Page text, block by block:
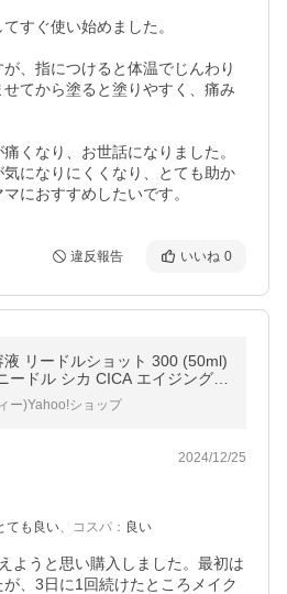
すぐ使い始めました。
、指につけると体温でじんわり
てから塗ると塗りやすく、痛み
くなり、お世話になりました。
になりにくくなり、とても助か
におすすめしたいです。
違反報告 いいね 0
液 リードルショット 300 (50ml)
ードル シカ CICA エイジングケ
質ケア
ー)Yahoo!ショップ
2024/12/25
ても良い、 コスパ ： 良い
ようと思い購入しました。最初は
、3日に1回続けたところメイク